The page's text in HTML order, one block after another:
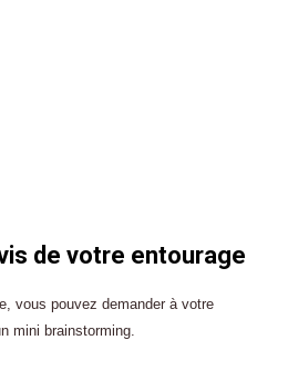
de votre entourage
vous pouvez demander à votre
mini brainstorming.